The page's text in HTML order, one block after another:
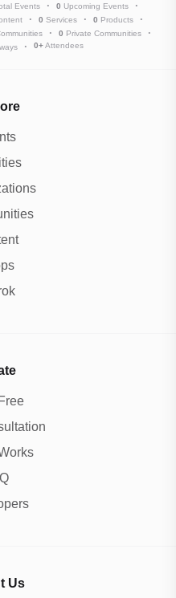
Events 0 Upcoming Events
0 Services 0 Products
0 Private Communities
0+Attendees
Us